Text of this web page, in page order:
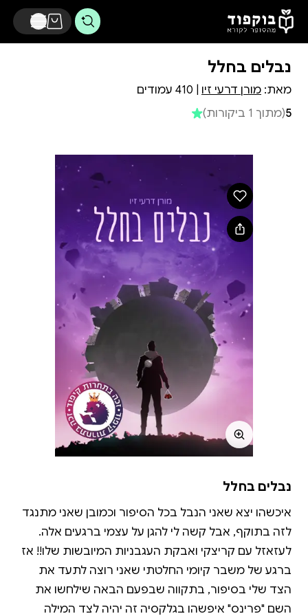
דלג לתוכן הראשי
נבלים בחלל
מאת: מורן דרעי זיו
5(מתוך 1 ביקורות)
נבלים בחלל
איכשהו יצא שאני הנבל בכל הסיפור וכמובן שאני מתנגד
לזה בתוקף, אבל קשה לי להגן על עצמי ברגעים אלה.
לעזאזל עם קריצקי ואבקת העגבניות המיובשות שלו!! אז
ברגע של משבר קיומי החלטתי שאני רוצה לתעד את
הצד שלי בסיפור, בתקווה שבפעם הבאה שילחשו את
השם "פרינס" איפשהו בגלקסיה זה יהיה לצד המילה